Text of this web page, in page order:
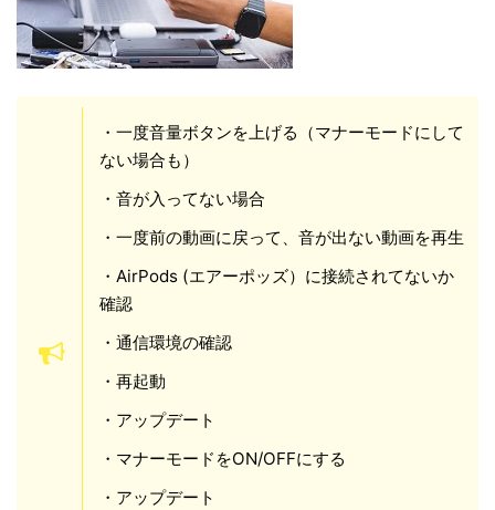
・一度音量ボタンを上げる（マナーモードにして
ない場合も）
・音が入ってない場合
・一度前の動画に戻って、音が出ない動画を再生
・AirPods (エアーポッズ）に接続されてないか
確認
・通信環境の確認
・再起動
・アップデート
・マナーモードをON/OFFにする
・アップデート